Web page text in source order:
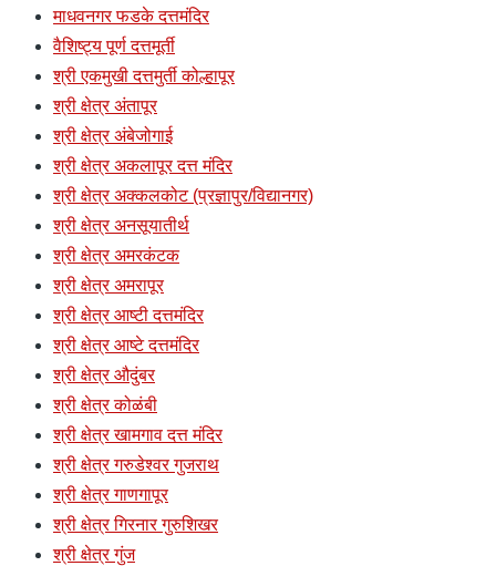
माधवनगर फडके दत्तमंदिर
वैशिष्ट्य पूर्ण दत्तमूर्ती
श्री एकमुखी दत्तमुर्ती कोल्हापूर
श्री क्षेत्र अंतापूर
श्री क्षेत्र अंबेजोगाई
श्री क्षेत्र अकलापूर दत्त मंदिर
श्री क्षेत्र अक्कलकोट (प्रज्ञापुर/विद्यानगर)
श्री क्षेत्र अनसूयातीर्थ
श्री क्षेत्र अमरकंटक
श्री क्षेत्र अमरापूर
श्री क्षेत्र आष्टी दत्तमंदिर
श्री क्षेत्र आष्टे दत्तमंदिर
श्री क्षेत्र औदुंबर
श्री क्षेत्र कोळंबी
श्री क्षेत्र खामगाव दत्त मंदिर
श्री क्षेत्र गरुडेश्वर गुजराथ
श्री क्षेत्र गाणगापूर
श्री क्षेत्र गिरनार गुरुशिखर
श्री क्षेत्र गुंज